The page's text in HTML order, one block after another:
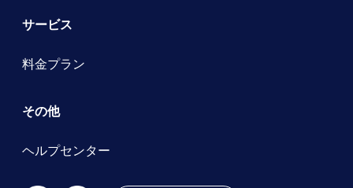
サービス
料金プラン
その他
ヘルプセンター